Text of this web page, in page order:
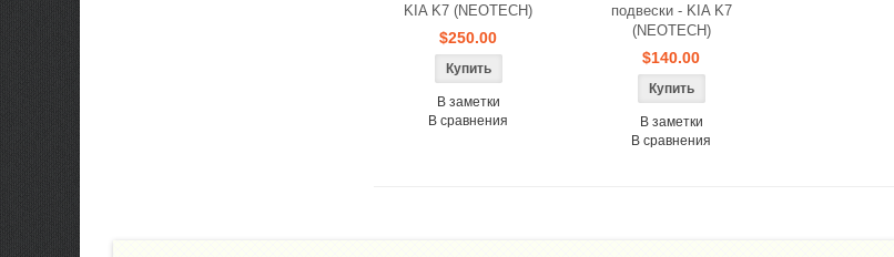
KIA K7 (NEOTECH)
$250.00
В заметки
В сравнения
подвески - KIA K7
(NEOTECH)
$140.00
В заметки
В сравнения